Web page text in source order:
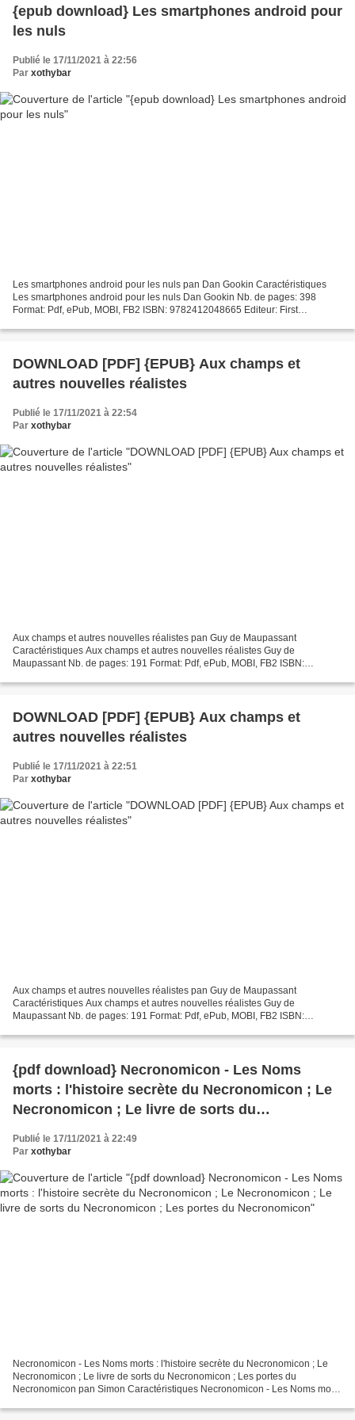
{epub download} Les smartphones android pour
les nuls
Publié le 17/11/2021 à 22:56
Par xothybar
Les smartphones android pour les nuls pan Dan Gookin Caractéristiques
Les smartphones android pour les nuls Dan Gookin Nb. de pages: 398
Format: Pdf, ePub, MOBI, FB2 ISBN: 9782412048665 Editeur: First
DOWNLOAD [PDF] {EPUB} Aux champs et
autres nouvelles réalistes
Publié le 17/11/2021 à 22:54
Par xothybar
Aux champs et autres nouvelles réalistes pan Guy de Maupassant
Caractéristiques Aux champs et autres nouvelles réalistes Guy de
Maupassant Nb. de pages: 191 Format: Pdf, ePub, MOBI, FB2 ISBN:
DOWNLOAD [PDF] {EPUB} Aux champs et
autres nouvelles réalistes
Publié le 17/11/2021 à 22:51
Par xothybar
Aux champs et autres nouvelles réalistes pan Guy de Maupassant
Caractéristiques Aux champs et autres nouvelles réalistes Guy de
Maupassant Nb. de pages: 191 Format: Pdf, ePub, MOBI, FB2 ISBN:
{pdf download} Necronomicon - Les Noms
morts : l'histoire secrète du Necronomicon ; Le
Necronomicon ; Le livre de sorts du
Necronomicon ; Les portes du Necronomicon
Publié le 17/11/2021 à 22:49
Par xothybar
Necronomicon - Les Noms morts : l'histoire secrète du Necronomicon ; Le
Necronomicon ; Le livre de sorts du Necronomicon ; Les portes du
Necronomicon pan Simon Caractéristiques Necronomicon - Les Noms morts